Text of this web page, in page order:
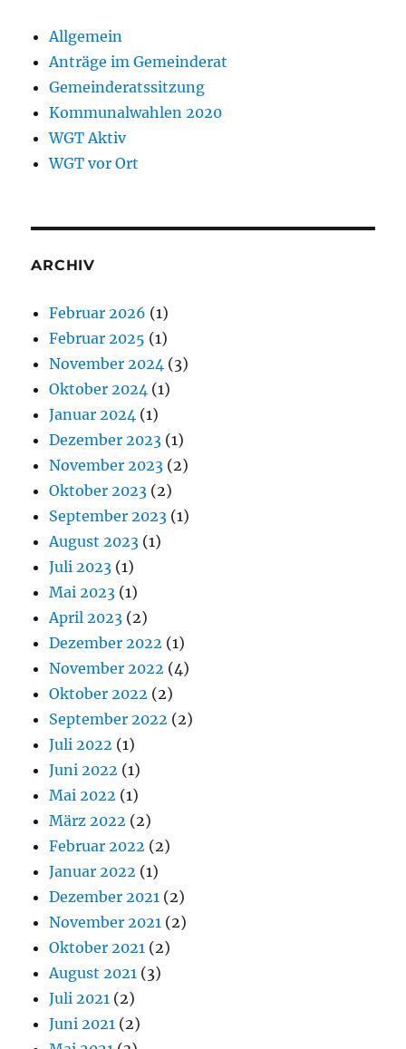
Allgemein
Anträge im Gemeinderat
Gemeinderatssitzung
Kommunalwahlen 2020
WGT Aktiv
WGT vor Ort
ARCHIV
Februar 2026 (1)
Februar 2025 (1)
November 2024 (3)
Oktober 2024 (1)
Januar 2024 (1)
Dezember 2023 (1)
November 2023 (2)
Oktober 2023 (2)
September 2023 (1)
August 2023 (1)
Juli 2023 (1)
Mai 2023 (1)
April 2023 (2)
Dezember 2022 (1)
November 2022 (4)
Oktober 2022 (2)
September 2022 (2)
Juli 2022 (1)
Juni 2022 (1)
Mai 2022 (1)
März 2022 (2)
Februar 2022 (2)
Januar 2022 (1)
Dezember 2021 (2)
November 2021 (2)
Oktober 2021 (2)
August 2021 (3)
Juli 2021 (2)
Juni 2021 (2)